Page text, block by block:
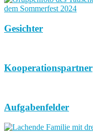
Gesichter
Kooperationspartner
Aufgabenfelder